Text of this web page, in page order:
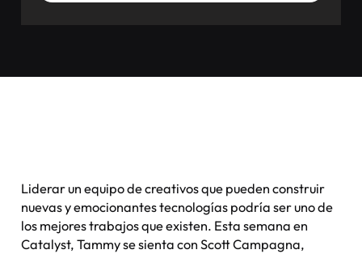
Liderar un equipo de creativos que pueden construir
nuevas y emocionantes tecnologías podría ser uno de
los mejores trabajos que existen. Esta semana en
Catalyst, Tammy se sienta con Scott Campagna,